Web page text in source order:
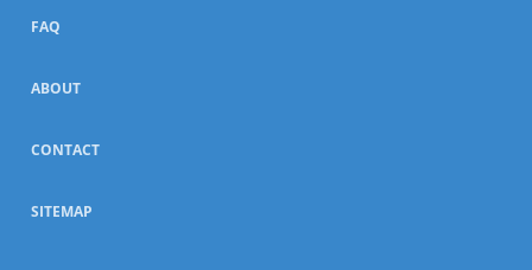
FAQ
ABOUT
CONTACT
SITEMAP